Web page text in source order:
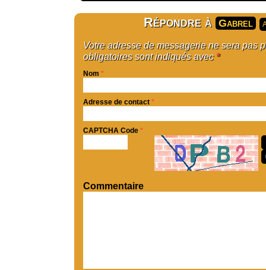
Répondre à Gabrel
Votre adresse de messagerie ne sera pas
obligatoires sont indiqués avec *
Nom *
Adresse de contact *
CAPTCHA Code *
Commentaire